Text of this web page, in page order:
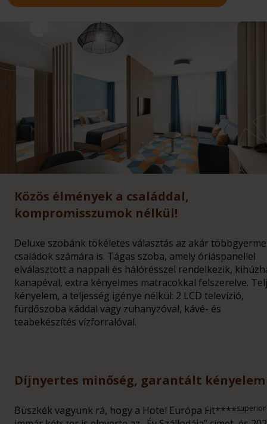
Közös élmények a családdal,
kompromisszumok nélkül!
Deluxe szobánk tökéletes választás az akár
családok számára is. Tágas szoba, amely óriáspanellel
elválasztott a nappali és hálórésszel rendelkezik,
kanapéval, extra kényelmes matracokkal felszerelve.
kényelem, a teljesség igénye nélkül: 2 LCD televízió,
fürdőszoba káddal vagy zuhanyzóval, kávé- és
teabekészítés vízforralóval.
Díjnyertes minőség, garantált kényelem
Büszkék vagyunk rá, hogy a Hotel Európa Fit****superior